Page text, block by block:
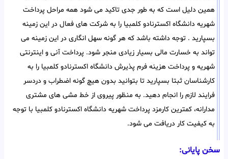
همین دلیل است که به طور جدی تاکید می شود همه مراحل پرداخت
شهریه دانشگاه اکسترنادو کلمبیا را به شرکت های فعال در این زمینه
بسپارید . توجه داشته باشد که هر گونه سهل انگاری در این زمینه می
تواند به خسارت مالی بسیار زیادی منجر شود. پرداخت آنی و اینترنتی
شهریه و پرداخت هزینه فرم پذیرش دانشگاه اکسترنادو کلمبیا را به
کارشناسان ثبتا بسپارید تا بتوانید بدون هیچ گونه اضطراب و دردسر
فرایند لازم را انجام دهید. به منظور پیروی از خط مشی های مشتری
مدارانه، کمترین کارمزد پرداخت شهریه دانشگاه اکسترنادو کلمبیا با توجه
به کیفیت کار دریافت می شود.
سخن پایانی: